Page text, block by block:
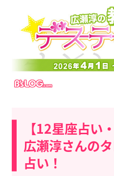
【12星座占い
広瀬淳さんの
占い！